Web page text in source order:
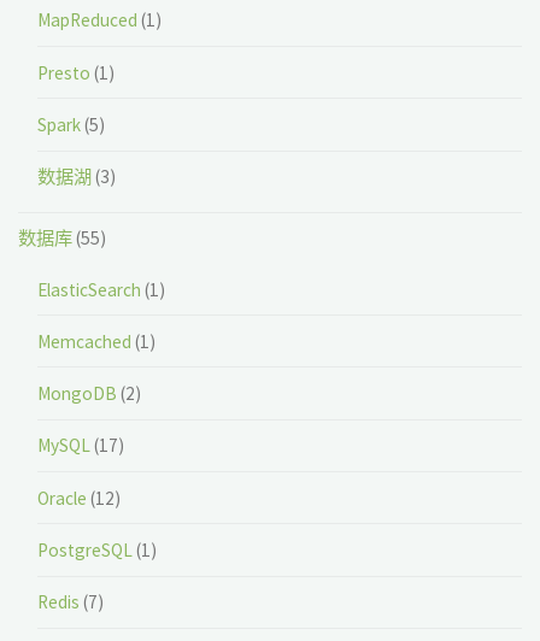
MapReduced (1)
Presto (1)
Spark(5)
数据湖 (3)
数据库(55)
ElasticSearch (1)
Memcached (1)
MongoDB (2)
MySQL(17)
Oracle (12)
PostgreSQL(1)
Redis (7)